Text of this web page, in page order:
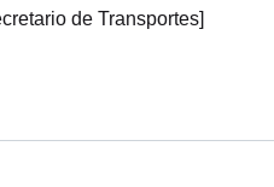
de Transportes]